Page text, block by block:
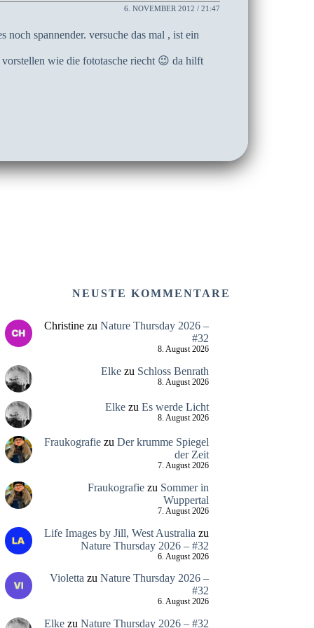
6. NOVEMBER 2012 / 21:47
spannender. versuche das mal , ist ein
wie die fototasche riecht 😉 da hilft
NEUSTE KOMMENTARE
Christinezu Nature Thursday 2026 –
#32
8. August 2026
Elkezu Schloss Benrath
8. August 2026
Elkezu Es werde Licht
8. August 2026
Fraukografiezu Der krumme Spiegel
der Zeit
7. August 2026
Fraukografiezu Sommer in
Wuppertal
7. August 2026
Life Images by Jill, West Australia zu
Nature Thursday 2026 – #32
6. August 2026
Violetta zu Nature Thursday 2026 –
#32
6. August 2026
Elkezu Nature Thursday 2026 – #32